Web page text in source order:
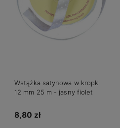
Wstążka satynowa w kropki
12 mm 25 m - jasny fiolet
8,80 zł